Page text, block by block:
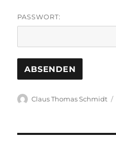
PASSWORT:
Autor
Claus Thomas Schmidt